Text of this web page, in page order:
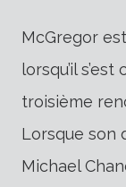
McGregor
lorsqu’il
troisième
Lorsque son
Michael